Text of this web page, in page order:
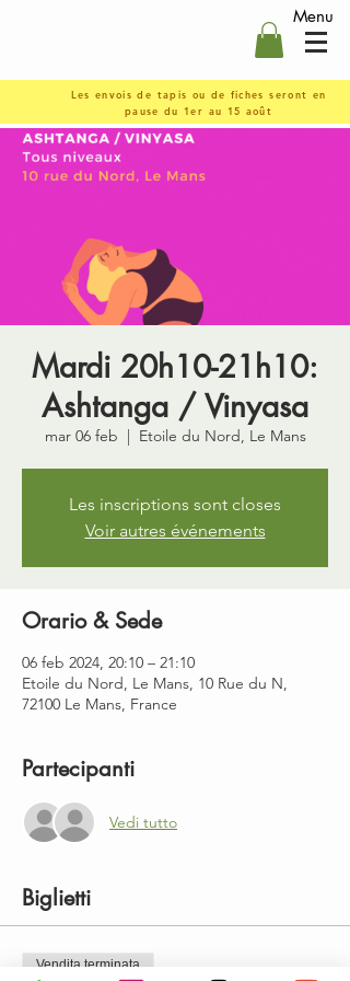
Menu
Les envois de tapis ou de fiches seront en
pause du 1er au 15 août
Mardi 20h10-21h10:
Ashtanga / Vinyasa
mar 06 feb
  |
Etoile du Nord, Le Mans
Les inscriptions sont closes
Voir autres événements
Orario & Sede
06 feb 2024, 20:10 – 21:10
Etoile du Nord, Le Mans, 10 Rue du N,
72100 Le Mans, France
Partecipanti
Vedi tutto
Biglietti
Vendita terminata